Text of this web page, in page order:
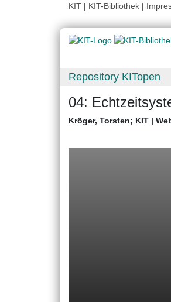
KIT | KIT-Bibliothek |
Repository KITopen
04:
Kröger, Torsten; KIT |